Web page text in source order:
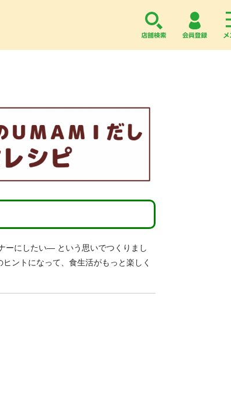
ーにしたい― という思いでつくりまし
ントになって、食生活がもっと楽しく